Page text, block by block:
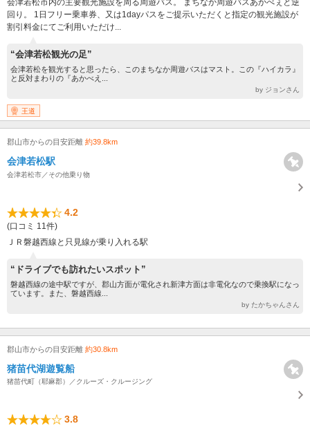
回り。 1日フリー乗車券、又は1dayパスをご提示いただくと指定の観光施設が
割引料金にてご利用いただけ...
“会津若松観光の足”
会津若松を観光すると思ったら、このまちなか周遊バスはマスト。この『ハイカラ』
と反対まわりの『あかべえ...
by ジョンさん
王道
郡山市からの目安距離 約39.8km
会津若松駅
会津若松市／その他乗り物
4.2
(口コミ 11件)
ＪＲ磐越西線と只見線が乗り入れる駅
“ドライブでも訪れたいスポット”
磐越西線の途中駅ですが、郡山方面が電化され新津方面は非電化なので乗換駅になっ
ています。また、磐越西線...
by たかちゃんさん
郡山市からの目安距離 約30.8km
猪苗代湖遊覧船
猪苗代町（耶麻郡）／クルーズ・クルージング
3.8